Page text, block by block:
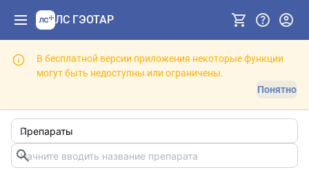
ЛС ГЭОТАР
В бесплатной версии приложения некоторые функции
могут быть недоступны или ограничены.
Понятно